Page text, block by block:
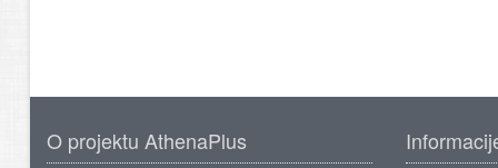
O projektu AthenaPlus